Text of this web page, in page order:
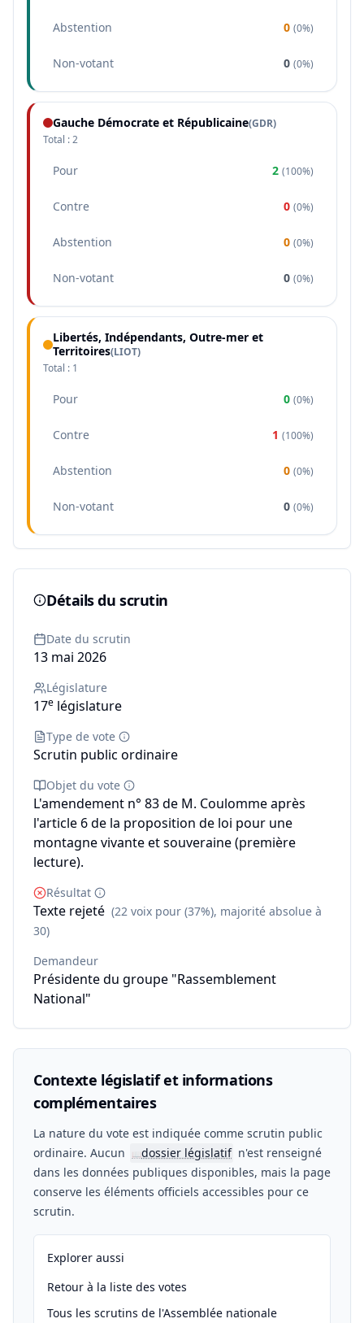
Abstention 0 (0%)
Non-votant 0 (0%)
Gauche Démocrate et Républicaine(GDR)
Total :2
Pour 2 (100%)
Contre 0 (0%)
Abstention 0 (0%)
Non-votant 0 (0%)
Libertés, Indépendants, Outre-mer et
Territoires(LIOT)
Total : 1
Pour 0 (0%)
Contre 1 (100%)
Abstention 0 (0%)
Non-votant 0 (0%)
Détails du scrutin
Date du scrutin
13 mai 2026
Législature
17e législature
Type de vote
Scrutin public ordinaire
Objet du vote
L'amendement n° 83 de M. Coulomme après
l'article 6 de la proposition de loi pour une
montagne vivante et souveraine (première
lecture).
Résultat
Texte rejeté (22 voix pour (37%), majorité absolue à
30)
Demandeur
Présidente du groupe "Rassemblement
National"
Contexte législatif et informations
complémentaires
La nature du vote est indiquée comme scrutin public
ordinaire. Aucun
📖dossier législatif n'est renseigné
dans les données publiques disponibles, mais la page
conserve les éléments officiels accessibles pour ce
scrutin.
Explorer aussi
Retour à la liste des votes
Tous les scrutins de l'Assemblée nationale